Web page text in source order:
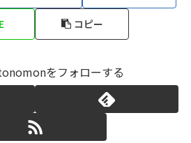
コピー
をフォローする